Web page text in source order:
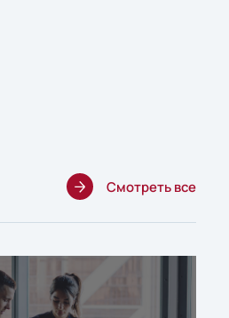
Смотреть все